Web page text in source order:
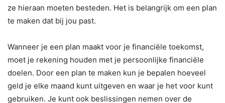
ze hieraan moeten besteden. Het is belangrijk om een plan
te maken dat bij jou past.
Wanneer je een plan maakt voor je financiële toekomst,
moet je rekening houden met je persoonlijke financiële
doelen. Door een plan te maken kun je bepalen hoeveel
geld je elke maand kunt uitgeven en waar je het voor kunt
gebruiken. Je kunt ook beslissingen nemen over de